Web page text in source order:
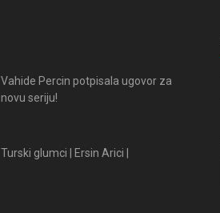
Vahide Percin potpisala ugovor za
novu seriju!
Turski glumci | Ersin Arici |